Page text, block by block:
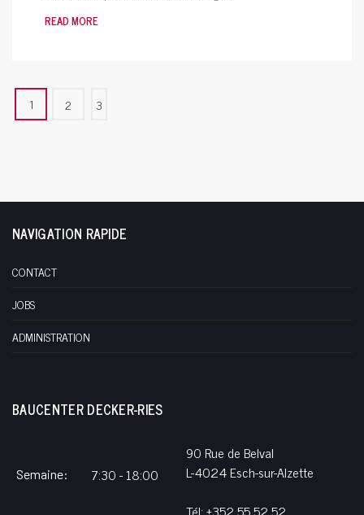
READ MORE
1 2 3
NAVIGATION RAPIDE
CONTACT
JOBS
ADMINISTRATION
BAUCENTER DECKER-RIES
Semaine: 7:30 - 18:00
90 Rue de Belval
L-4024 Esch-sur-Alzette